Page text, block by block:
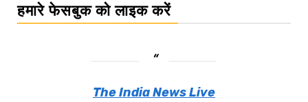
हमारे फेसबुक को लाइक करें
The India News Live